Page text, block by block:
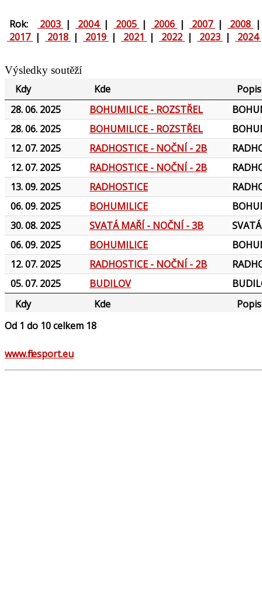
Rok: 2003 | 2004 | 2005 | 2006 | 2007 | 2008
2017 | 2018 | 2019 | 2021 | 2022 | 2023 | 2024
Výsledky soutěží
Kdy Kde
Popis
28. 06. 2025
BOHUMILICE - ROZSTŘEL
28. 06. 2025
BOHUMILICE - ROZSTŘEL
12. 07. 2025
RADHOSTICE - NOČNÍ - 2B
12. 07. 2025
RADHOSTICE - NOČNÍ - 2B
13. 09. 2025
RADHOSTICE
06. 09. 2025
BOHUMILICE
30. 08. 2025
SVATÁ MAŘÍ - NOČNÍ - 3B
06. 09. 2025
BOHUMILICE
12. 07. 2025
RADHOSTICE - NOČNÍ - 2B
05. 07. 2025
BUDILOV
Kdy
Kde
Popis
Od 1 do 10 celkem 18
www.firesport.eu